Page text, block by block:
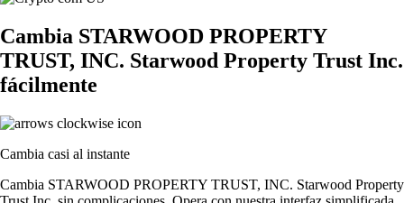
Cambia STARWOOD PROPERTY
TRUST, INC. Starwood Property Trust Inc.
fácilmente
Cambia casi al instante
Cambia STARWOOD PROPERTY TRUST, INC. Starwood Property